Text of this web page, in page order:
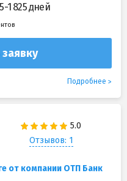
1 825 дней
Подробнее
Отзывов: 1
от компании ОТП Банк